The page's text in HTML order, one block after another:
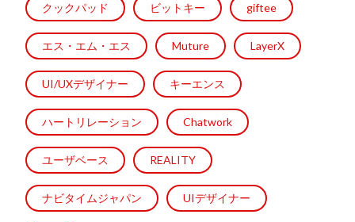
クックパッド ビットキー giftee
エス・エム・エス Muture LayerX
UI/UXデザイナー キーエンス
ハートリレーション Chatwork
ユーザベース REALITY
ナビタイムジャパン UIデザイナー